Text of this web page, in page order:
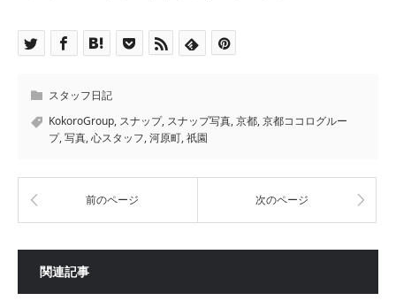
スタッフ日記
KokoroGroup, スナップ, スナップ写真,京都,京都ココログルー
プ,写真,心スタッフ,河原町,祇園
前のページ 次のページ
関連記事